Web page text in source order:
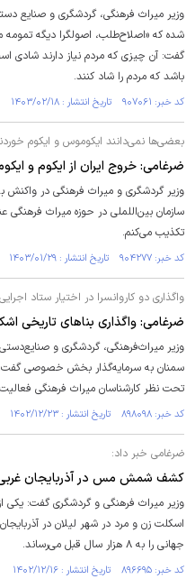
شده که «اصلاح‌طلب، اصولگرا دیگه تمومه
گفت: آن چیزی که مردم نیاز دارند شادی
باشد که مردم را شاد کنند.
کد خبر: ۹۰۷۰۶۱ تاریخ انتشار : ۱۴۰۳/۰۲/۱۸
بعضی‌ها نمی‌دانند ایکوموس و ایکوم
ضرغامی: خروج ایران از ایکوم و
وزیر گردشگری و میراث فرهنگی در واکنش
سازمان بین‌اللملی در حوزه میراث فرهنگی
تکذیب می‌کنم.
کد خبر: ۹۰۴۲۷۷ تاریخ انتشار : ۱۴۰۳/۰۱/۲۹
واگذاری دو کاروانسرا در اختیار ستاد
ضرغامی: واگذاری بنا‌های تاریخی
وزیر میراث‌فرهنگی، گردشگری و صنایع‌دستی
سمنان به سرمایه‌گذار بخش خصوصی گفت:
تحت نظر کارشناسان میراث فرهنگی
کد خبر: ۸۹۸۰۹۸ تاریخ انتشار : ۱۴۰۲/۱۲/۲۳
ضرغامی خبر داد:
کشف شمش مس در آذربایجان غربی با
وزیر میراث فرهنگی و گردشگری گفت:
اسکلت زن و مرد در شهر لیلان در
جهانی را به ۸ هزار سال قبل می‌رساند.
کد خبر: ۸۹۶۶۹۵ تاریخ انتشار : ۱۴۰۲/۱۲/۱۶